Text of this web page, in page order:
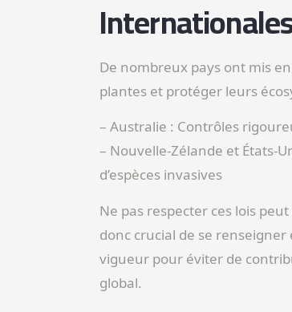
De nombreux pays ont mis
plantes et protéger leurs
– Australie : Contrôles
– Nouvelle-Zélande et États-
d’espèces invasives
Ne pas respecter ces lois
donc crucial de se
vigueur pour éviter de
global.